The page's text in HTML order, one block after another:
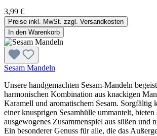
3,99 €
Preise inkl. MwSt. zzgl. Versandkosten
In den Warenkorb
Sesam Mandeln
Unsere handgemachten Sesam-Mandeln
harmonischen Kombination aus knackigen
Karamell und aromatischem Sesam. Sorgfältig
einer knusprigen Sesamhülle ummantelt, bieten
ausgewogenes Zusammenspiel aus süßen und
Ein besonderer Genuss für alle, die das